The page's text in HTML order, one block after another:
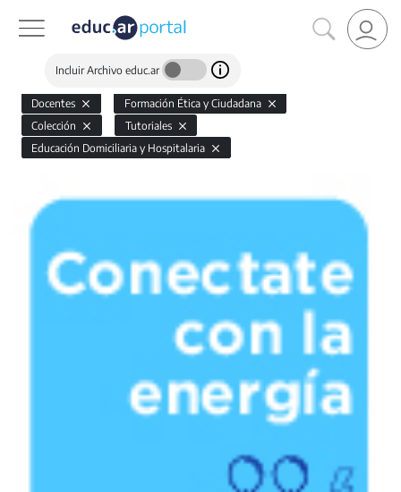
Incluir Archivo educ.ar
Docentes
Formación Ética y Ciudadana
Colección
Tutoriales
Educación Domiciliaria y Hospitalaria